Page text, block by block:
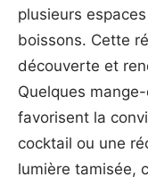
plusieurs
boissons. Cette
découverte et
Quelques
favorisent la
cocktail ou une
lumière tamisée,